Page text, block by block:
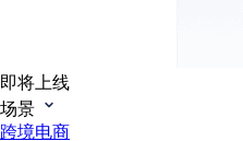
即将上线
场景
跨境电商